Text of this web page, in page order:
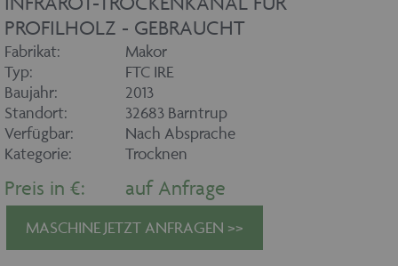
PROFILHOLZ - GEBRAUCHT
Fabrikat:
Makor
Typ:
FTC IRE
Baujahr:
2013
Standort:
32683 Barntrup
Verfügbar:
Nach Absprache
Kategorie:
Trocknen
Preis in €: auf Anfrage
MASCHINE JETZT ANFRAGEN >>